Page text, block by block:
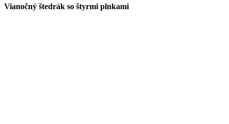
Vianočný štedrák so štyrmi plnkami